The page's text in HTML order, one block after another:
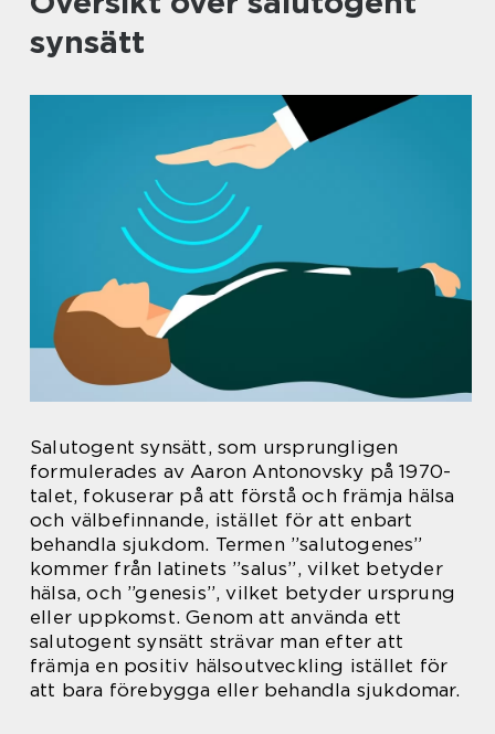
synsätt
Salutogent synsätt, som ursprungligen
formulerades av Aaron Antonovsky på 1970-
talet, fokuserar på att förstå och främja hälsa
och välbefinnande, istället för att enbart
behandla sjukdom. Termen ”salutogenes”
kommer från latinets ”salus”, vilket betyder
hälsa, och ”genesis”, vilket betyder ursprung
eller uppkomst. Genom att använda ett
salutogent synsätt strävar man efter att
främja en positiv hälsoutveckling istället för
att bara förebygga eller behandla sjukdomar.